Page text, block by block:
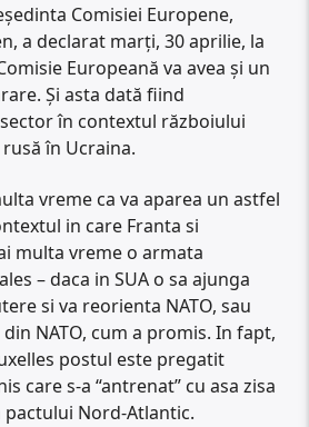
Comisiei Europene,
a declarat marţi, 30 aprilie, la
Europeană va avea şi un
Și asta dată fiind
în contextul războiului
în Ucraina.
vreme ca va aparea un astfel
in care Franta si
multa vreme o armata
– daca in SUA o sa ajunga
si va reorienta NATO, sau
NATO, cum a promis. In fapt,
postul este pregatit
care s-a “antrenat” cu asa zisa
Nord-Atlantic.